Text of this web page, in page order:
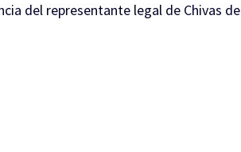
del representante legal de Chivas de